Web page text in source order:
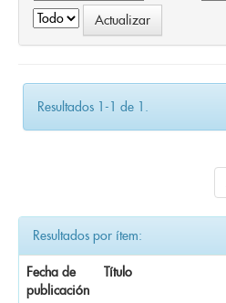
Resultados 1-1 de 1.
Resultados por ítem:
Fecha de
publicación
Título